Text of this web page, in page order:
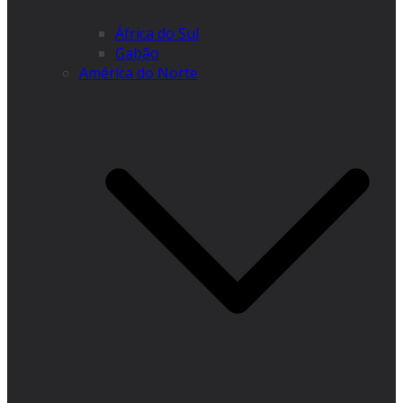
África do Sul
Gabão
América do Norte